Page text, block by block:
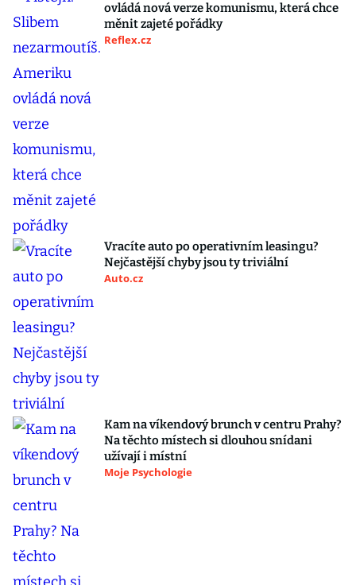
ovládá nová verze komunismu, která chce
měnit zajeté pořádky
Reflex.cz
Vracíte auto po operativním leasingu?
Nejčastější chyby jsou ty triviální
Auto.cz
Kam na víkendový brunch v centru Prahy?
Na těchto místech si dlouhou snídani
užívají i místní
Moje Psychologie